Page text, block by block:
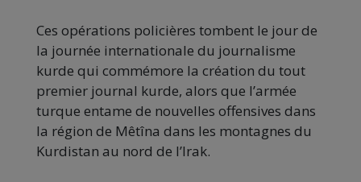
Ces opérations policières tombent le jour de
la journée internationale du journalisme
kurde qui commémore la création du tout
premier journal kurde, alors que l’armée
turque entame de nouvelles offensives dans
la région de Mêtîna dans les montagnes du
Kurdistan au nord de l’Irak.